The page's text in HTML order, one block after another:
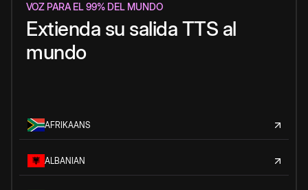
VOZ PARA EL 99% DEL MUNDO
Extienda su salida TTS al
mundo
AFRIKAANS
ALBANIAN